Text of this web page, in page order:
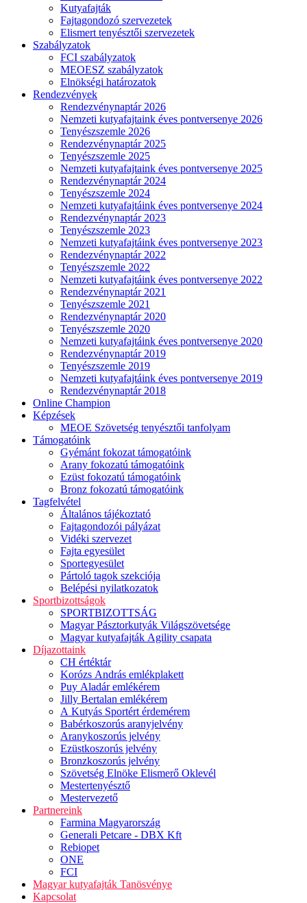
Kutyafajták
Fajtagondozó szervezetek
Elismert tenyésztői szervezetek
Szabályzatok
FCI szabályzatok
MEOESZ szabályzatok
Elnökségi határozatok
Rendezvények
Rendezvénynaptár 2026
Nemzeti kutyafajtaink éves pontversenye 2026
Tenyészszemle 2026
Rendezvénynaptár 2025
Tenyészszemle 2025
Nemzeti kutyafajtaink éves pontversenye 2025
Rendezvénynaptár 2024
Tenyészszemle 2024
Nemzeti kutyafajtáink éves pontversenye 2024
Rendezvénynaptár 2023
Tenyészszemle 2023
Nemzeti kutyafajtáink éves pontversenye 2023
Rendezvénynaptár 2022
Tenyészszemle 2022
Nemzeti kutyafajtáink éves pontversenye 2022
Rendezvénynaptár 2021
Tenyészszemle 2021
Rendezvénynaptár 2020
Tenyészszemle 2020
Nemzeti kutyafajtáink éves pontversenye 2020
Rendezvénynaptár 2019
Tenyészszemle 2019
Nemzeti kutyafajtáink éves pontversenye 2019
Rendezvénynaptár 2018
Online Champion
Képzések
MEOE Szövetség tenyésztői tanfolyam
Támogatóink
Gyémánt fokozat támogatóink
Arany fokozatú támogatóink
Ezüst fokozatú támogatóink
Bronz fokozatú támogatóink
Tagfelvétel
Általános tájékoztató
Fajtagondozói pályázat
Vidéki szervezet
Fajta egyesület
Sportegyesület
Pártoló tagok szekciója
Belépési nyilatkozatok
Sportbizottságok
SPORTBIZOTTSÁG
Magyar Pásztorkutyák Világszövetsége
Magyar kutyafajták Agility csapata
Díjazottaink
CH értéktár
Korózs András emlékplakett
Puy Aladár emlékérem
Jilly Bertalan emlékérem
A Kutyás Sportért érdemérem
Babérkoszorús aranyjelvény
Aranykoszorús jelvény
Ezüstkoszorús jelvény
Bronzkoszorús jelvény
Szövetség Elnöke Elismerő Oklevél
Mestertenyésztő
Mestervezető
Partnereink
Farmina Magyarország
Generali Petcare - DBX Kft
Rebiopet
ONE
FCI
Magyar kutyafajták Tanösvénye
Kapcsolat